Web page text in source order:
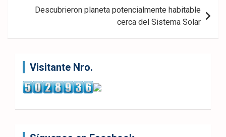
Descubrieron planeta potencialmente habitable
cerca del Sistema Solar
Visitante Nro.